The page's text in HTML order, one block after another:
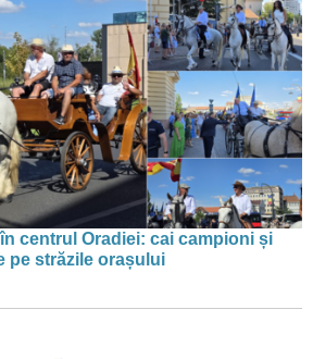
centrul Oradiei: cai campioni și
pe străzile orașului